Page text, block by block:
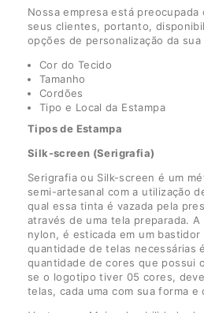
Nossa empresa está preocupada
seus clientes, portanto,
opções de personalização da sua
Cor do Tecido
Tamanho
Cordões
Tipo e Local da Estampa
Tipos de Estampa
Silk-screen (Serigrafia)
Serigrafia ou Silk-screen é um
semi-artesanal com a utilização
qual essa tinta é vazada pela
através de uma tela preparada.
nylon, é esticada em um bastidor
quantidade de telas necessárias
quantidade de cores que possui
se o logotipo tiver 05 cores,
telas, cada uma com sua forma e